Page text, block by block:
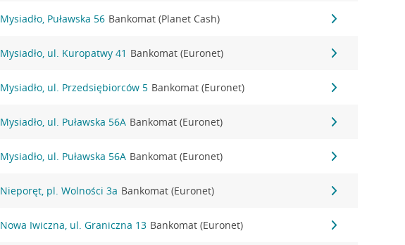
Mysiadło, Puławska 56 Bankomat (Planet Cash)
Mysiadło, ul. Kuropatwy 41 Bankomat (Euronet)
Mysiadło, ul. Przedsiębiorców 5 Bankomat (Euronet)
Mysiadło, ul. Puławska 56A Bankomat (Euronet)
Mysiadło, ul. Puławska 56A Bankomat (Euronet)
Nieporęt, pl. Wolności 3a Bankomat (Euronet)
Nowa Iwiczna, ul. Graniczna 13 Bankomat (Euronet)